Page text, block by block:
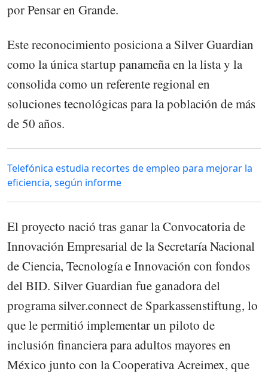
por Pensar en Grande.
Este reconocimiento posiciona a Silver Guardian
como la única startup panameña en la lista y la
consolida como un referente regional en
soluciones tecnológicas para la población de más
de 50 años.
Telefónica estudia recortes de empleo para mejorar la
eficiencia, según informe
El proyecto nació tras ganar la Convocatoria de
Innovación Empresarial de la Secretaría Nacional
de Ciencia, Tecnología e Innovación con fondos
del BID. Silver Guardian fue ganadora del
programa silver.connect de Sparkassenstiftung, lo
que le permitió implementar un piloto de
inclusión financiera para adultos mayores en
México junto con la Cooperativa Acreimex, que